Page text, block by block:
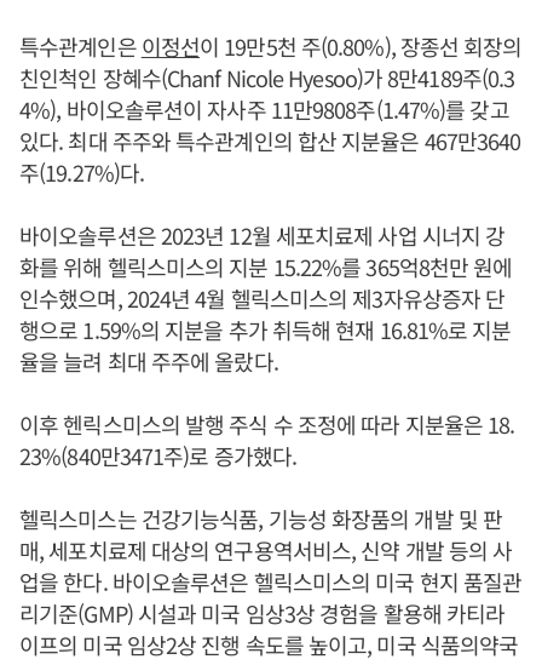
특수관계인은이정선이 19만5천 주(0.80%), 장종선 회장의
친인척인 장혜수(Chanf Nicole Hyesoo)가 8만4189주(0.3
4%), 바이오솔루션이 자사주 11만9808주(1.47%)를 갖고
있다. 최대 주주와 특수관계인의 합산 지분율은 467만3640
주(19.27%)다.
바이오솔루션은 2023년 12월 세포치료제 사업 시너지 강
화를 위해 헬릭스미스의 지분 15.22%를 365억8천만 원에
인수했으며, 2024년 4월 헬릭스미스의 제3자유상증자 단
행으로 1.59%의 지분을 추가 취득해 현재 16.81%로 지분
율을 늘려 최대 주주에 올랐다.
이후 헨릭스미스의 발행 주식 수 조정에 따라 지분율은 18.
23%(840만3471주)로 증가했다.
헬릭스미스는 건강기능식품, 기능성 화장품의 개발 및 판
매, 세포치료제 대상의 연구용역서비스, 신약 개발 등의 사
업을 한다. 바이오솔루션은 헬릭스미스의 미국 현지 품질관
리기준(GMP) 시설과 미국 임상3상 경험을 활용해 카티라
이프의 미국 임상2상 진행 속도를 높이고, 미국 식품의약국